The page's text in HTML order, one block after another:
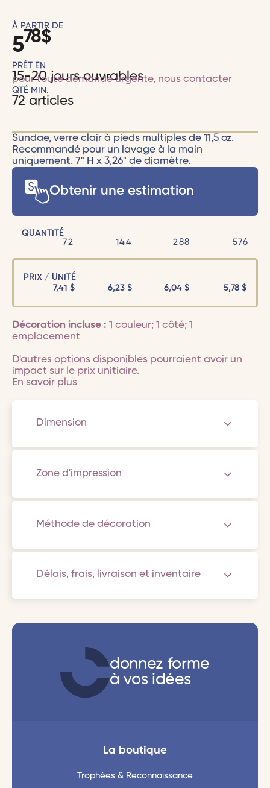
À PARTIR DE
578$
PRÊT EN
15-20 jours ouvrables
pour toute demande urgente, nous contacter
QTÉ MIN.
72 articles
Sundae, verre clair à pieds multiples de 11,5 oz.
Recommandé pour un lavage à la main
uniquement. 7" H x 3,26" de diamètre.
Obtenir une estimation
QUANTITÉ
72
144 288 576
PRIX / UNITÉ
7,41 $ 6,23$ 6,04$ 5,78$
Décoration incluse : 1 couleur; 1 côté; 1
emplacement
D'autres options disponibles pourraient avoir un
impact sur le prix unitiaire.
En savoir plus
Dimension
Zone d'impression
Méthode de décoration
Délais, frais, livraison et inventaire
donnez forme
à vos idées
La boutique
Trophées & Reconnaissance